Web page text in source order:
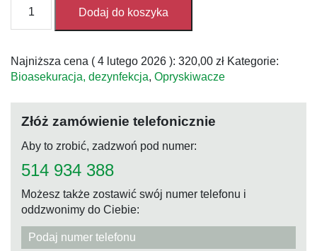
Industry
9
line
Dodaj do koszyka
Najniższa cena ( 4 lutego 2026 ): 320,00 zł Kategorie:
Bioasekuracja, dezynfekcja, Opryskiwacze
Złóż zamówienie telefonicznie
Aby to zrobić, zadzwoń pod numer:
514 934 388
Możesz także zostawić swój numer telefonu i
oddzwonimy do Ciebie: